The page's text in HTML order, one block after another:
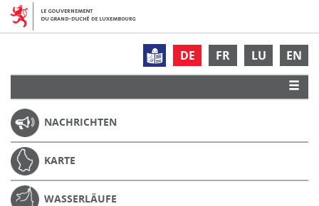
DE FR LU EN
NACHRICHTEN
KARTE
WASSERLÄUFE